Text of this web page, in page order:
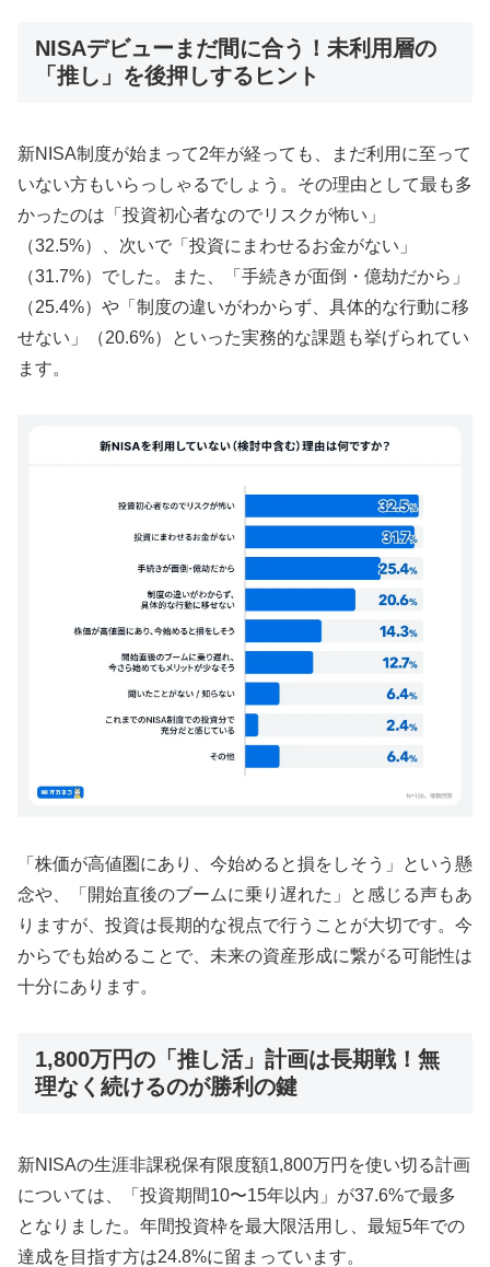
NISAデビューまだ間に合う！未利用層の
「推し」を後押しするヒント
新NISA制度が始まって2年が経っても、まだ利用に至って
いない方もいらっしゃるでしょう。その理由として最も多
かったのは「投資初心者なのでリスクが怖い」
（32.5%）、次いで「投資にまわせるお金がない」
（31.7%）でした。また、「手続きが面倒・億劫だから」
（25.4%）や「制度の違いがわからず、具体的な行動に移
せない」（20.6%）といった実務的な課題も挙げられてい
ます。
「株価が高値圏にあり、今始めると損をしそう」という懸
念や、「開始直後のブームに乗り遅れた」と感じる声もあ
りますが、投資は長期的な視点で行うことが大切です。今
からでも始めることで、未来の資産形成に繋がる可能性は
十分にあります。
1,800万円の「推し活」計画は長期戦！無
理なく続けるのが勝利の鍵
新NISAの生涯非課税保有限度額1,800万円を使い切る計画
については、「投資期間10〜15年以内」が37.6%で最多
となりました。年間投資枠を最大限活用し、最短5年での
達成を目指す方は24.8%に留まっています。